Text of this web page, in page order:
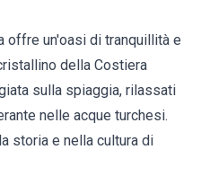
offre un'oasi di tranquillità e
della Costiera
sulla spiaggia, rilassati
nelle acque turchesi.
storia e nella cultura di